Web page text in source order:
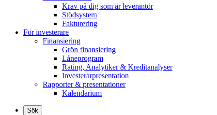
Krav på dig som är leverantör
Stödsystem
Fakturering
För investerare
Finansiering
Grön finansiering
Låneprogram
Rating, Analytiker & Kreditanalyser
Investerarpresentation
Rapporter & presentationer
Kalendarium
Sök